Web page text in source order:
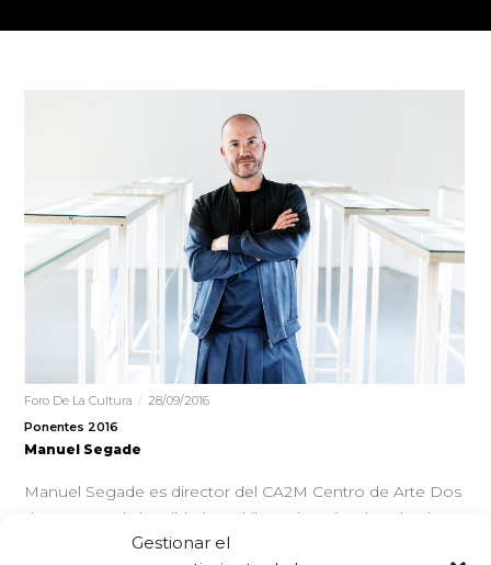
Gestionar el
Foro De La Cultura
28/09/2016
Ponentes 2016
Manuel Segade
Manuel Segade es director del CA2M Centro de Arte Dos
de Mayo, en la localidad madrileña de Móstoles, desde